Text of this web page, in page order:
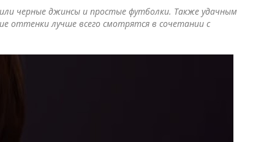
черные джинсы и простые футболки. Также удачным
оттенки лучше всего смотрятся в сочетании с